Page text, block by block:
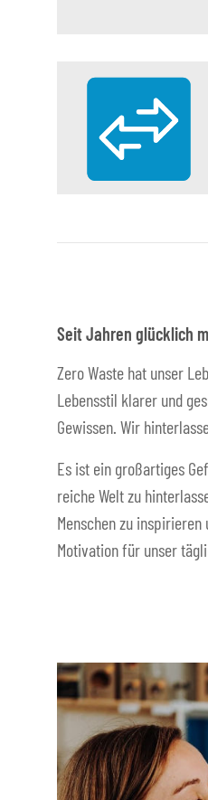
Seit Jahren glücklich
Zero Waste hat unser
Lebensstil klarer und
Gewissen. Wir
Es ist ein großartiges
reiche Welt zu
Menschen zu
Motivation für unser